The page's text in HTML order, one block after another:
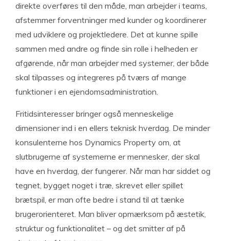
direkte overføres til den måde, man arbejder i teams,
afstemmer forventninger med kunder og koordinerer
med udviklere og projektledere. Det at kunne spille
sammen med andre og finde sin rolle i helheden er
afgørende, når man arbejder med systemer, der både
skal tilpasses og integreres på tværs af mange
funktioner i en ejendomsadministration.
Fritidsinteresser bringer også menneskelige
dimensioner ind i en ellers teknisk hverdag. De minder
konsulenterne hos Dynamics Property om, at
slutbrugerne af systemerne er mennesker, der skal
have en hverdag, der fungerer. Når man har siddet og
tegnet, bygget noget i træ, skrevet eller spillet
brætspil, er man ofte bedre i stand til at tænke
brugerorienteret. Man bliver opmærksom på æstetik,
struktur og funktionalitet – og det smitter af på